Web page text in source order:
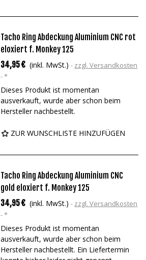
Tacho Ring Abdeckung Aluminium CNC rot
eloxiert f. Monkey 125
34,95 € (inkl. MwSt.)
zzgl. Versandkosten
*
Dieses Produkt ist momentan
ausverkauft, wurde aber schon beim
Hersteller nachbestellt.
ZUR WUNSCHLISTE HINZUFÜGEN
Tacho Ring Abdeckung Aluminium CNC
gold eloxiert f. Monkey 125
34,95 € (inkl. MwSt.)
zzgl. Versandkosten
*
Dieses Produkt ist momentan
ausverkauft, wurde aber schon beim
Hersteller nachbestellt. Ein Liefertermin